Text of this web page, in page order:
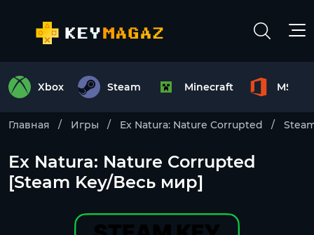
Xbox Steam Minecraft MS
Главная Игры Ex Natura: Nature Corrupted
Ex Natura: Nature Corrupted
[Steam Key/Весь мир]